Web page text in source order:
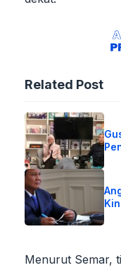
Related Post
Menurut Semar,